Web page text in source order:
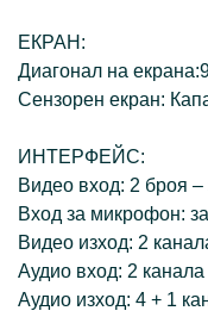
ЕКРАН:
Диагонал на
Сензорен екран:
ИНТЕРФЕЙС:
Видео вход: 2 броя
Вход за микрофон:
Видео изход: 2
Аудио вход: 2 канала
Аудио изход: 4 + 1